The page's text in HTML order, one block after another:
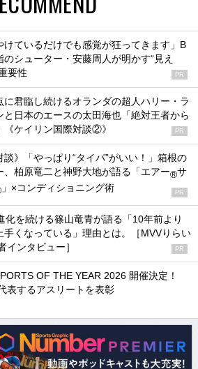
けているだけでも感覚が狂ってきます」B
のシューター・安藤周人が明かす“見え
要性
PR
に君臨し続けるオランダの超人ハリー・ラ
と日本のエースの太田海也「絶対王者から
《ケイリン国際対談②》
PR
談》「やっぱり“タイパ”がいい！」箱根の
、柏原竜二と神野大地が語る「エアー®サ
」×コンディショニング術 PR
化を続ける篠山竜青が語る「10年前より
手くなっている」理由とは。［MVVりらい
インタビュー］
PR
OF THE YEAR 2026 開催決定！
表するアスリートを表彰